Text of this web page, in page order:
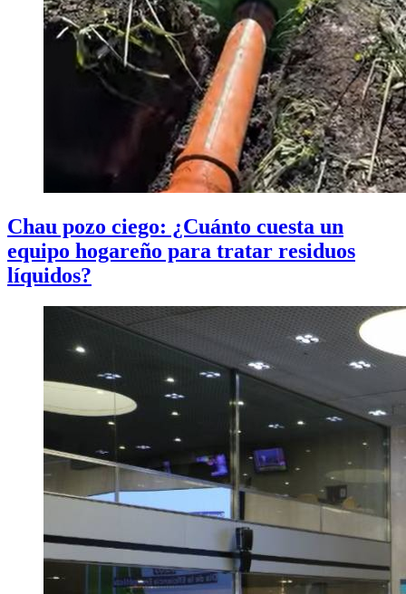
Chau pozo ciego: ¿Cuánto cuesta un
equipo hogareño para tratar residuos
líquidos?